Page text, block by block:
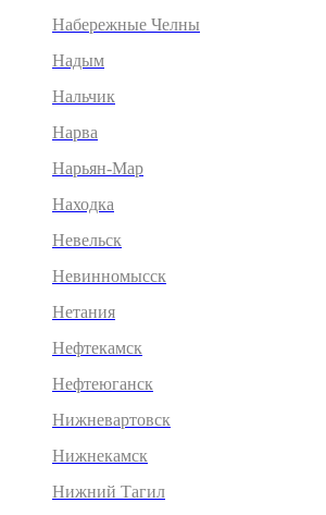
Набережные Челны
Надым
Нальчик
Нарва
Нарьян-Мар
Находка
Невельск
Невинномысск
Нетания
Нефтекамск
Нефтеюганск
Нижневартовск
Нижнекамск
Нижний Тагил